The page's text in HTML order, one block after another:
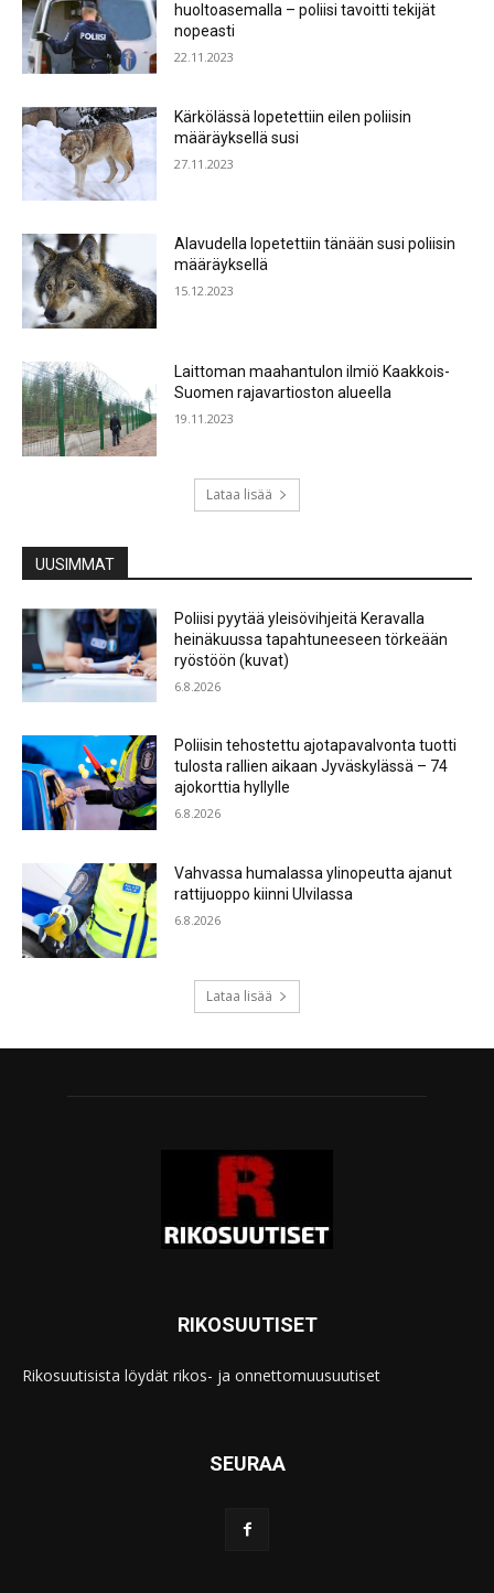
huoltoasemalla – poliisi tavoitti tekijät
nopeasti
22.11.2023
Kärkölässä lopetettiin eilen poliisin
määräyksellä susi
27.11.2023
Alavudella lopetettiin tänään susi poliisin
määräyksellä
15.12.2023
Laittoman maahantulon ilmiö Kaakkois-
Suomen rajavartioston alueella
19.11.2023
Lataa lisää
UUSIMMAT
Poliisi pyytää yleisövihjeitä Keravalla
heinäkuussa tapahtuneeseen törkeään
ryöstöön (kuvat)
6.8.2026
Poliisin tehostettu ajotapavalvonta tuotti
tulosta rallien aikaan Jyväskylässä – 74
ajokorttia hyllylle
6.8.2026
Vahvassa humalassa ylinopeutta ajanut
rattijuoppo kiinni Ulvilassa
6.8.2026
Lataa lisää
RIKOSUUTISET
Rikosuutisista löydät rikos- ja onnettomuusuutiset
SEURAA